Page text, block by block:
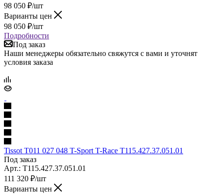
98 050 ₽/шт
Варианты цен
98 050 ₽/шт
Подробности
Под заказ
Наши менеджеры обязательно свяжутся с вами и уточнят
условия заказа
Tissot T011 027 048 T-Sport T-Race T115.427.37.051.01
Под заказ
Арт.: T115.427.37.051.01
111 320 ₽/шт
Варианты цен